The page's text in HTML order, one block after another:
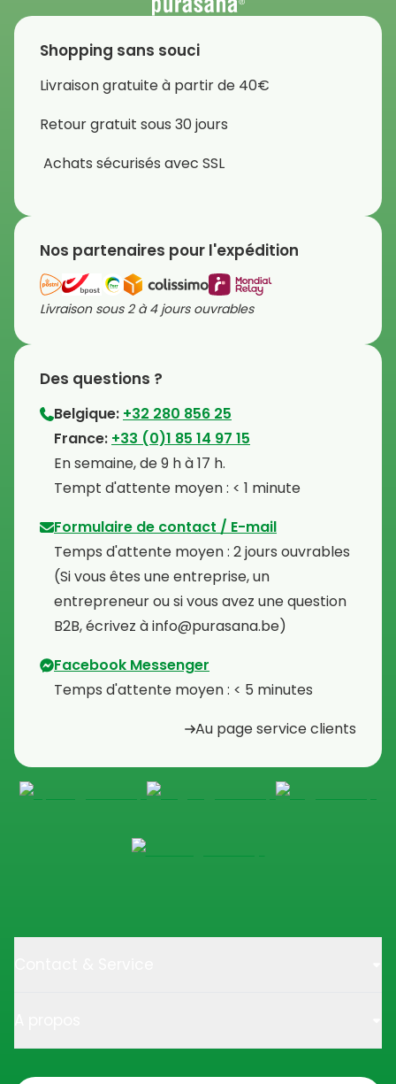
Shopping sans souci
Livraison gratuite à partir de 40€
Retour gratuit sous 30 jours
Achats sécurisés avec SSL
Nos partenaires pour l'expédition
Livraison sous 2 à 4 jours ouvrables
Des questions ?
Belgique: +32 280 856 25
⁠France: +33 (0)1 85 14 97 15
⁠En semaine, de 9 h à 17 h.
⁠Tempt d'attente moyen : < 1 minute
Formulaire de contact / E-mail
Temps d'attente moyen : 2 jours ouvrables
⁠(Si vous êtes une entreprise, un
entrepreneur ou si vous avez une question
B2B, écrivez à info@purasana.be)
Facebook Messenger
Temps d'attente moyen : < 5 minutes
Au page service clients